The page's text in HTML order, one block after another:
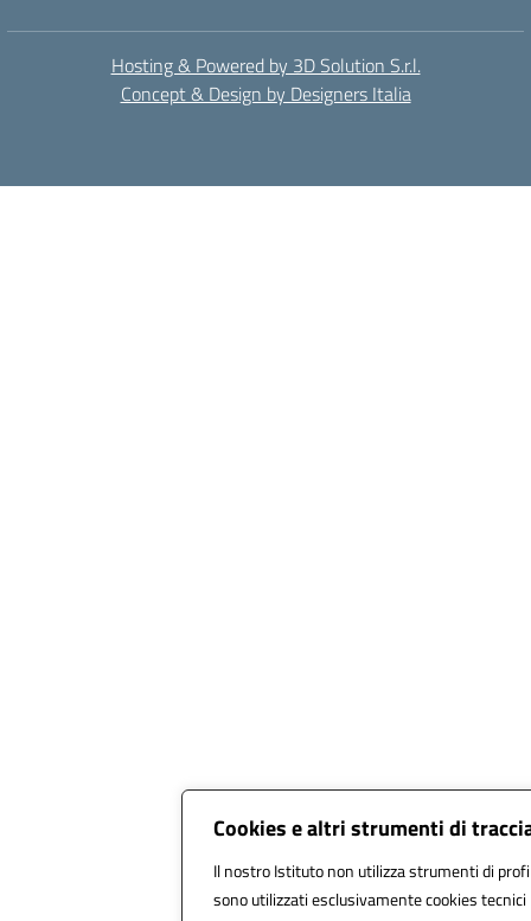
Cookies e altri strumenti di
Il nostro Istituto non utilizza strumenti di
sono utilizzati esclusivamente cookies
Hosting & Powered by 3D Solution S.r.l.
Concept & Design by Designers Italia